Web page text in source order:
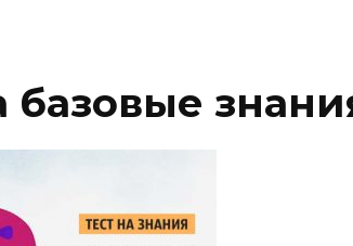
базовые